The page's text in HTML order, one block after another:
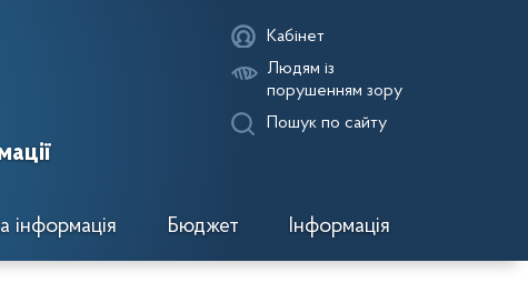
Кабінет
Людям із
порушенням зору
Пошук по сайту
інформація Бюджет Інформація